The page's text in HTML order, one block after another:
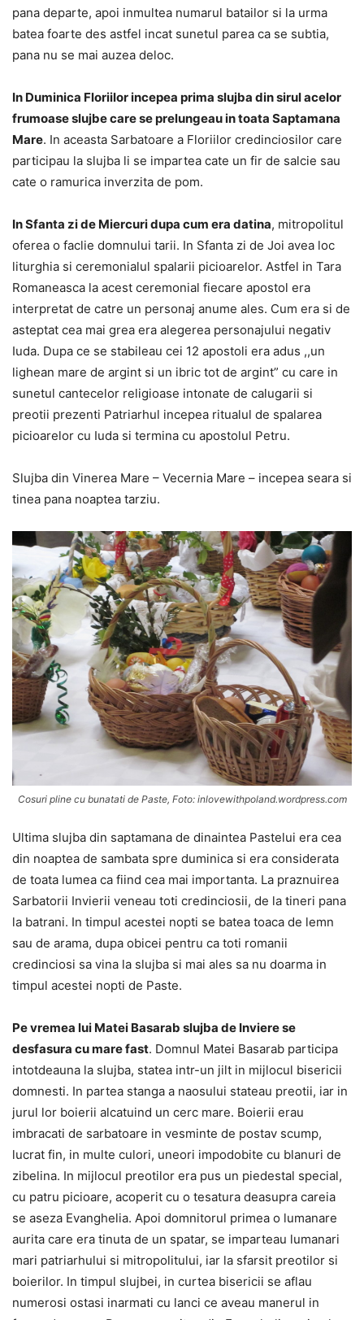
pana departe, apoi inmultea numarul batailor si la urma
batea foarte des astfel incat sunetul parea ca se subtia,
pana nu se mai auzea deloc.
In Duminica Floriilor incepea prima slujba din sirul acelor
frumoase slujbe care se prelungeau in toata Saptamana
Mare. In aceasta Sarbatoare a Floriilor credinciosilor care
participau la slujba li se impartea cate un fir de salcie sau
cate o ramurica inverzita de pom.
In Sfanta zi de Miercuri dupa cum era datina, mitropolitul
oferea o faclie domnului tarii. In Sfanta zi de Joi avea loc
liturghia si ceremonialul spalarii picioarelor. Astfel in Tara
Romaneasca la acest ceremonial fiecare apostol era
interpretat de catre un personaj anume ales. Cum era si de
asteptat cea mai grea era alegerea personajului negativ
Iuda. Dupa ce se stabileau cei 12 apostoli era adus ,,un
lighean mare de argint si un ibric tot de argint” cu care in
sunetul cantecelor religioase intonate de calugarii si
preotii prezenti Patriarhul incepea ritualul de spalarea
picioarelor cu Iuda si termina cu apostolul Petru.
Slujba din Vinerea Mare – Vecernia Mare – incepea seara si
tinea pana noaptea tarziu.
Cosuri pline cu bunatati de Paste, Foto: inlovewithpoland.wordpress.com
Ultima slujba din saptamana de dinaintea Pastelui era cea
din noaptea de sambata spre duminica si era considerata
de toata lumea ca fiind cea mai importanta. La praznuirea
Sarbatorii Invierii veneau toti credinciosii, de la tineri pana
la batrani. In timpul acestei nopti se batea toaca de lemn
sau de arama, dupa obicei pentru ca toti romanii
credinciosi sa vina la slujba si mai ales sa nu doarma in
timpul acestei nopti de Paste.
Pe vremea lui Matei Basarab slujba de Inviere se
desfasura cu mare fast. Domnul Matei Basarab participa
intotdeauna la slujba, statea intr-un jilt in mijlocul bisericii
domnesti. In partea stanga a naosului stateau preotii, iar in
jurul lor boierii alcatuind un cerc mare. Boierii erau
imbracati de sarbatoare in vesminte de postav scump,
lucrat fin, in multe culori, uneori impodobite cu blanuri de
zibelina. In mijlocul preotilor era pus un piedestal special,
cu patru picioare, acoperit cu o tesatura deasupra careia
se aseza Evanghelia. Apoi domnitorul primea o lumanare
aurita care era tinuta de un spatar, se imparteau lumanari
mari patriarhului si mitropolitului, iar la sfarsit preotilor si
boierilor. In timpul slujbei, in curtea bisericii se aflau
numerosi ostasi inarmati cu lanci ce aveau manerul in